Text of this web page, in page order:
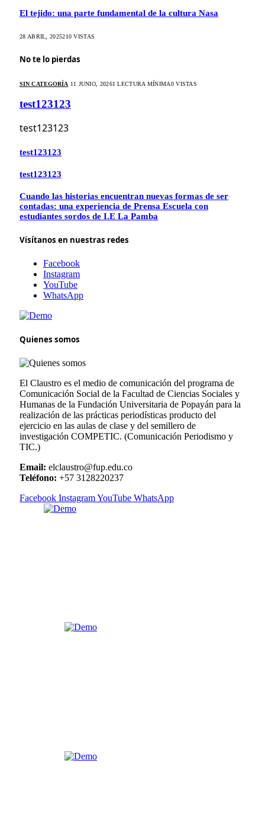
El tejido: una parte fundamental de la cultura Nasa
28 ABRIL, 2025210VISTAS
No te lo pierdas
SIN CATEGORÍA 11 JUNIO, 20261 LECTURA MÍNIMA0VISTAS
test123123
test123123
test123123
test123123
Cuando las historias encuentran nuevas formas de ser
contadas: una experiencia de Prensa Escuela con
estudiantes sordos de I.E La Pamba
Visítanos en nuestras redes
Facebook
Instagram
YouTube
WhatsApp
Quienes somos
El Claustro es el medio de comunicación del programa de
Comunicación Social de la Facultad de Ciencias Sociales y
Humanas de la Fundación Universitaria de Popayán para la
realización de las prácticas periodísticas producto del
ejercicio en las aulas de clase y del semillero de
investigación COMPETIC. (Comunicación Periodismo y
TIC.)
Email: elclaustro@fup.edu.co
Teléfono: +57 3128220237
Facebook InstagramYouTube WhatsApp